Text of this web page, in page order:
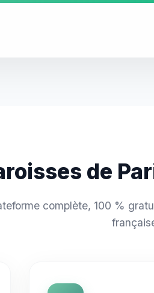
de
complète, 100 %